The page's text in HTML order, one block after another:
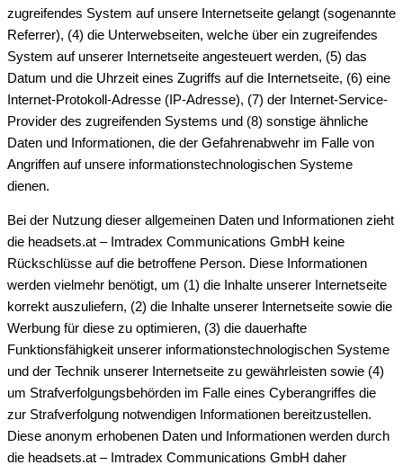
zugreifendes System auf unsere Internetseite gelangt (sogenannte
Referrer), (4) die Unterwebseiten, welche über ein zugreifendes
System auf unserer Internetseite angesteuert werden, (5) das
Datum und die Uhrzeit eines Zugriffs auf die Internetseite, (6) eine
Internet-Protokoll-Adresse (IP-Adresse), (7) der Internet-Service-
Provider des zugreifenden Systems und (8) sonstige ähnliche
Daten und Informationen, die der Gefahrenabwehr im Falle von
Angriffen auf unsere informationstechnologischen Systeme
dienen.
Bei der Nutzung dieser allgemeinen Daten und Informationen zieht
die headsets.at – Imtradex Communications GmbH keine
Rückschlüsse auf die betroffene Person. Diese Informationen
werden vielmehr benötigt, um (1) die Inhalte unserer Internetseite
korrekt auszuliefern, (2) die Inhalte unserer Internetseite sowie die
Werbung für diese zu optimieren, (3) die dauerhafte
Funktionsfähigkeit unserer informationstechnologischen Systeme
und der Technik unserer Internetseite zu gewährleisten sowie (4)
um Strafverfolgungsbehörden im Falle eines Cyberangriffes die
zur Strafverfolgung notwendigen Informationen bereitzustellen.
Diese anonym erhobenen Daten und Informationen werden durch
die headsets.at – Imtradex Communications GmbH daher